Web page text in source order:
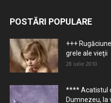
POSTĂRI POPULARE
+++
grele ale vieţii
28 iulie 2010
**** Acatistul
Dumnezeu, la